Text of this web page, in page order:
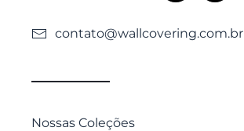
contato@wallcovering.com.br
Nossas Coleções